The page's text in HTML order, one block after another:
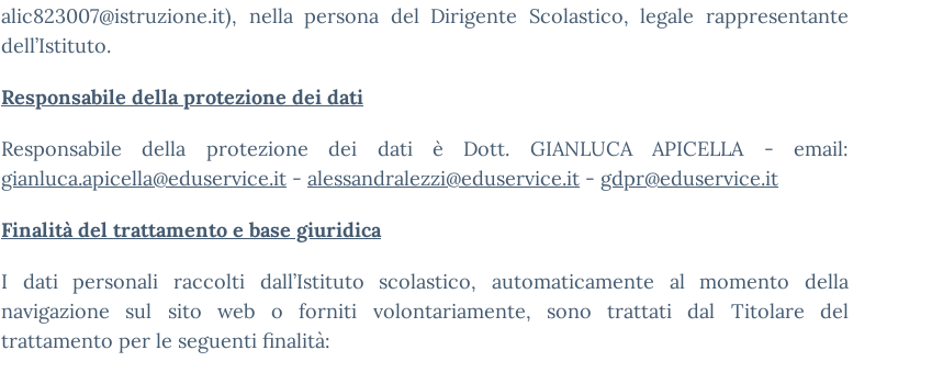
alic823007@istruzione.it), nella persona del Dirigente Scolastico, legale rappresentante
dell’Istituto.
Responsabile della protezione dei dati
Responsabile della protezione dei dati è Dott. GIANLUCA APICELLA - email:
gianluca.apicella@eduservice.it - alessandralezzi@eduservice.it - gdpr@eduservice.it
Finalità del trattamento e base giuridica
I dati personali raccolti dall’Istituto scolastico, automaticamente al momento della
navigazione sul sito web o forniti volontariamente, sono trattati dal Titolare del
trattamento per le seguenti finalità: